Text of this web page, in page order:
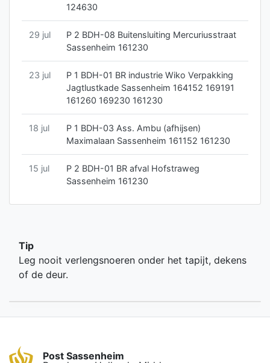
124630
29 jul
P 2 BDH-08 Buitensluiting Mercuriusstraat
Sassenheim 161230
23 jul
P 1 BDH-01 BR industrie Wiko Verpakking
Jagtlustkade Sassenheim 164152 169191
161260 169230 161230
18 jul
P 1 BDH-03 Ass. Ambu (afhijsen)
Maximalaan Sassenheim 161152 161230
15 jul
P 2 BDH-01 BR afval Hofstraweg
Sassenheim 161230
Tip
Leg nooit verlengsnoeren onder het tapijt, dekens
of de deur.
Post Sassenheim